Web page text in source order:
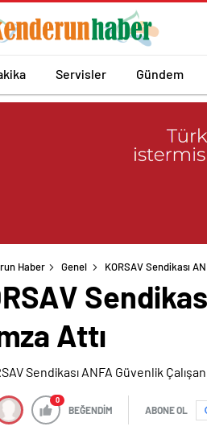
Servisler Gündem
Haber Genel KORSAV Sendikası
Attı
0
BEĞENDİM ABONE OL